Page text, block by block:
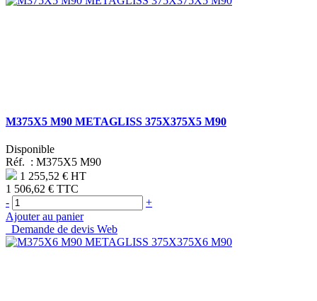
M375X5 M90 METAGLISS 375X375X5 M90
Disponible
Réf. : M375X5 M90
1 255,52 € HT
1 506,62 € TTC
-
+
Ajouter au panier
Demande de devis Web